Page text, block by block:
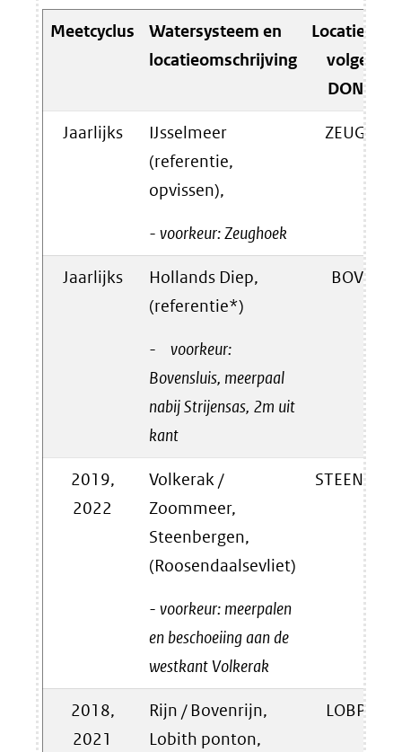
Meetcyclus
Watersysteem en
locatieomschrijving
Locatiecode
volgens
DONAR
Jaarlijks
IJsselmeer
(referentie,
opvissen),
- voorkeur: Zeughoek
ZEUGHK
Jaarlijks
Hollands Diep,
(referentie*)
- voorkeur:
Bovensluis, meerpaal
nabij Strijensas, 2m uit
kant
BOVSS
2019,
2022
Volkerak /
Zoommeer,
Steenbergen,
(Roosendaalsevliet)
- voorkeur: meerpalen
en beschoeiing aan de
westkant Volkerak
STEENBGN
2018,
2021
Rijn / Bovenrijn,
Lobith ponton,
LOBPTN